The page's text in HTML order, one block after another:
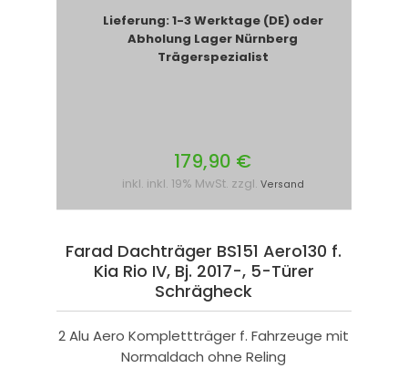
Lieferung: 1-3 Werktage (DE) oder
Abholung Lager Nürnberg
Trägerspezialist
179,90 €
inkl. inkl. 19% MwSt. zzgl. Versand
Farad Dachträger BS151 Aero130 f.
Kia Rio IV, Bj. 2017-, 5-Türer
Schrägheck
2 Alu Aero Komplettträger f. Fahrzeuge mit
Normaldach ohne Reling